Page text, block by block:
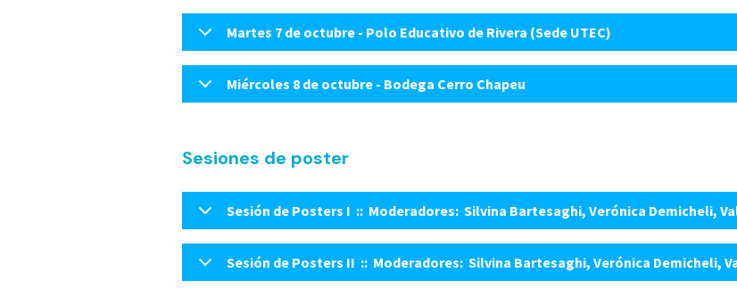
Martes 7 de octubre - Polo Educativo de Rivera (Sede UTEC)
Miércoles 8 de octubre - Bodega Cerro Chapeu
Sesiones de poster
Sesión de Posters I :: Moderadores: Silvina Bartesaghi, Verónica Demicheli,
Sesión de Posters II :: Moderadores: Silvina Bartesaghi, Verónica Demicheli,